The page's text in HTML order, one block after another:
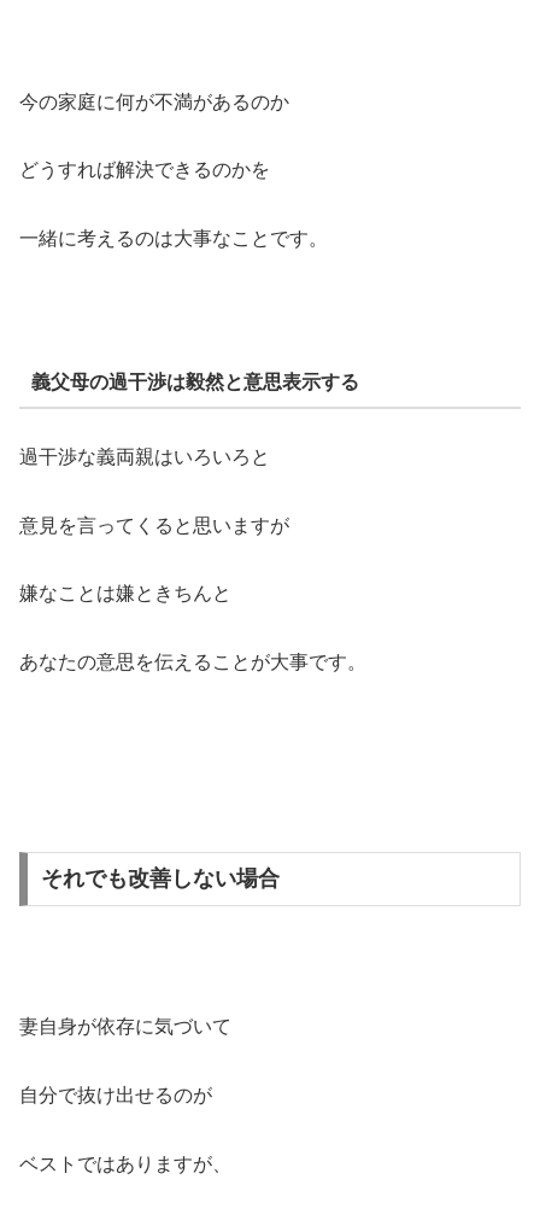
今の家庭に何が不満があるのか
どうすれば解決できるのかを
一緒に考えるのは大事なことです。
義父母の過干渉は毅然と意思表示する
過干渉な義両親はいろいろと
意見を言ってくると思いますが
嫌なことは嫌ときちんと
あなたの意思を伝えることが大事です。
それでも改善しない場合
妻自身が依存に気づいて
自分で抜け出せるのが
ベストではありますが、